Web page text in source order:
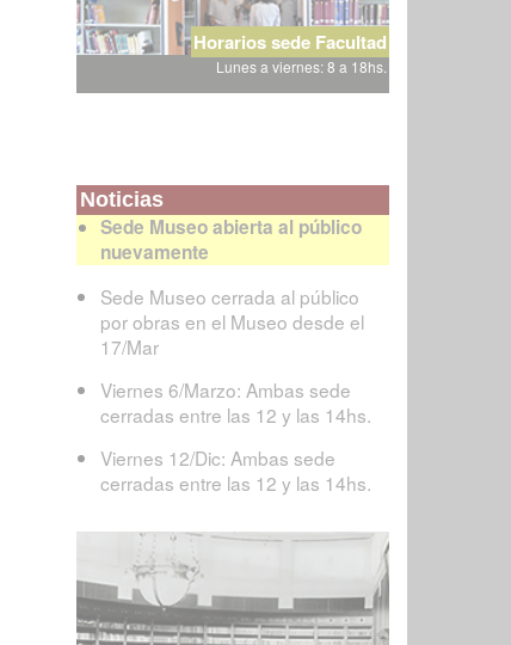
Horarios sede Facultad
Lunes a viernes: 8 a 18hs.
Noticias
Sede Museo abierta al público
nuevamente
Sede Museo cerrada al público
por obras en el Museo desde el
17/Mar
Viernes 6/Marzo: Ambas sede
cerradas entre las 12 y las 14hs.
Viernes 12/Dic: Ambas sede
cerradas entre las 12 y las 14hs.